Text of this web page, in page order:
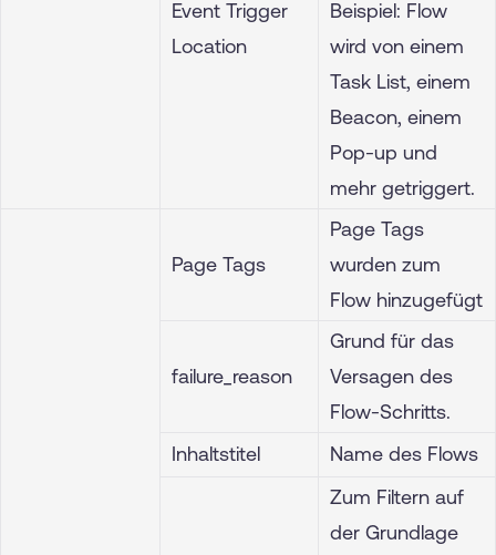
Event Trigger
Location
Beispiel: Flow
wird von einem
Task List, einem
Beacon, einem
Pop-up und
mehr getriggert.
Page Tags
Page Tags
wurden zum
Flow hinzugefügt
failure_reason
Grund für das
Versagen des
Flow-Schritts.
Inhaltstitel
Name des Flows
Zum Filtern auf
der Grundlage